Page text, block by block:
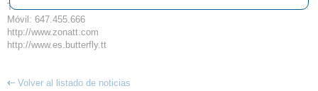
Tél: 937.457.089
Móvil: 647.455.666
http://www.zonatt.com
http://www.es.butterfly.tt
Volver al listado de noticias